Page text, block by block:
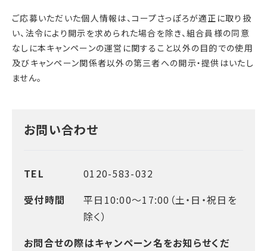
ご応募いただいた個人情報は、コープさっぽろが適正に取り扱
い、法令により開示を求められた場合を除き、組合員様の同意
なしに本キャンペーンの運営に関すること以外の目的での使用
及びキャンペーン関係者以外の第三者への開示・提供はいたし
ません。
お問い合わせ
TEL
0120-583-032
受付時間
平日10:00～17:00（土・日・祝日を
除く）
お問合せの際はキャンペーン名をお知らせくだ